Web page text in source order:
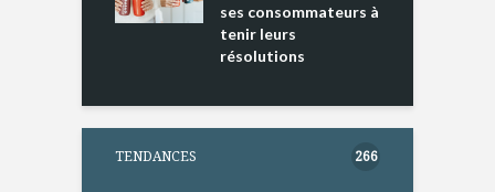
ses consommateurs à
tenir leurs
résolutions
TENDANCES 266